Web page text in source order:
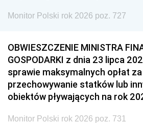
Monitor Polski rok 2026 poz. 727
OBWIESZCZENIE MINISTRA
GOSPODARKI z dnia 23 lipca
sprawie maksymalnych opłat
przechowywanie statków lub
obiektów pływających na rok
Monitor Polski rok 2026 poz. 731